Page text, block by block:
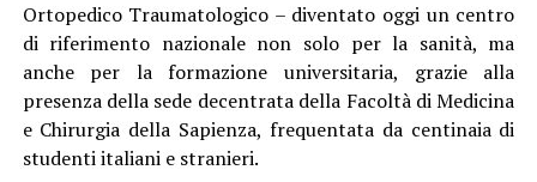
Ortopedico Traumatologico – diventato oggi un centro
di riferimento nazionale non solo per la sanità, ma
anche per la formazione universitaria, grazie alla
presenza della sede decentrata della Facoltà di Medicina
e Chirurgia della Sapienza, frequentata da centinaia di
studenti italiani e stranieri.